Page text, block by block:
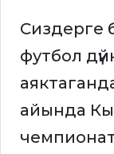
Сиздерге
футбол
айында